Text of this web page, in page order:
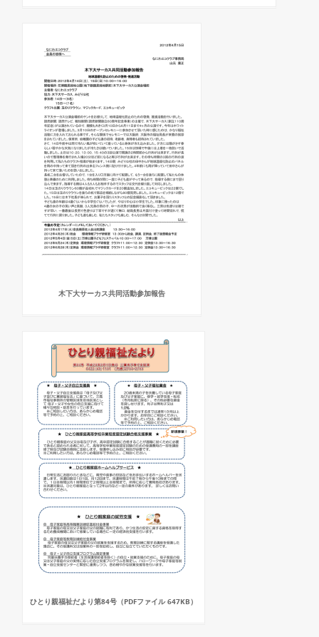
木下大サーカス共同活動参加報告
ひとり親福祉だより第84号（PDFファイル 647KB）